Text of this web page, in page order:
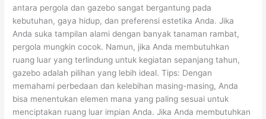
antara pergola dan gazebo sangat bergantung pada
kebutuhan, gaya hidup, dan preferensi estetika Anda. Jika
Anda suka tampilan alami dengan banyak tanaman rambat,
pergola mungkin cocok. Namun, jika Anda membutuhkan
ruang luar yang terlindung untuk kegiatan sepanjang tahun,
gazebo adalah pilihan yang lebih ideal. Tips: Dengan
memahami perbedaan dan kelebihan masing-masing, Anda
bisa menentukan elemen mana yang paling sesuai untuk
menciptakan ruang luar impian Anda. Jika Anda membutuhkan